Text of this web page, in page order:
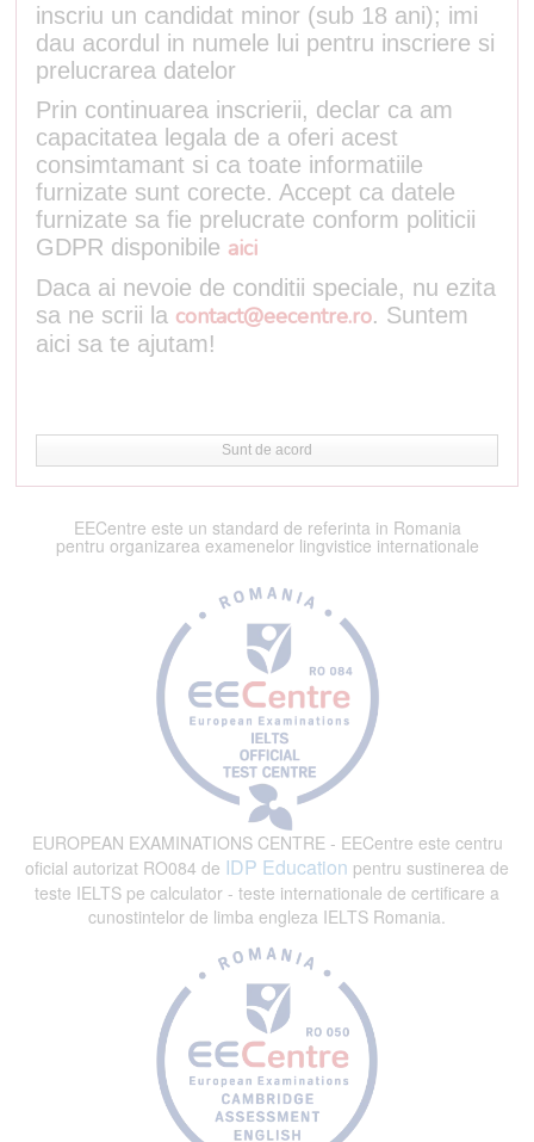
inscriu un candidat minor (sub 18 ani); imi
dau acordul in numele lui pentru inscriere si
prelucrarea datelor
Prin continuarea inscrierii, declar ca am
capacitatea legala de a oferi acest
consimtamant si ca toate informatiile
furnizate sunt corecte. Accept ca datele
furnizate sa fie prelucrate conform politicii
GDPR disponibile aici
Daca ai nevoie de conditii speciale, nu ezita
sa ne scrii la contact@eecentre.ro. Suntem
aici sa te ajutam!
Sunt de acord
EECentre este un standard de referinta in Romania
pentru organizarea examenelor lingvistice internationale
EUROPEAN EXAMINATIONS CENTRE - EECentre este centru
oficial autorizat RO084 de IDP Education pentru sustinerea de
teste IELTS pe calculator - teste internationale de certificare a
cunostintelor de limba engleza IELTS Romania.